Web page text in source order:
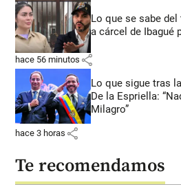
Lo que se sabe
a cárcel de Ibagué
hace 56 minutos share
Lo que sigue tras
De la Espriella:
Milagro”
hace 3 horas share
Te recomendamos